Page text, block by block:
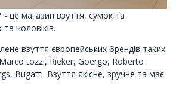
- це магазин взуття, сумок та
чоловіків.
взуття європейських брендів таких
tozzi, Rieker, Goergo, Roberto
Bugatti. Взуття якісне, зручне та має